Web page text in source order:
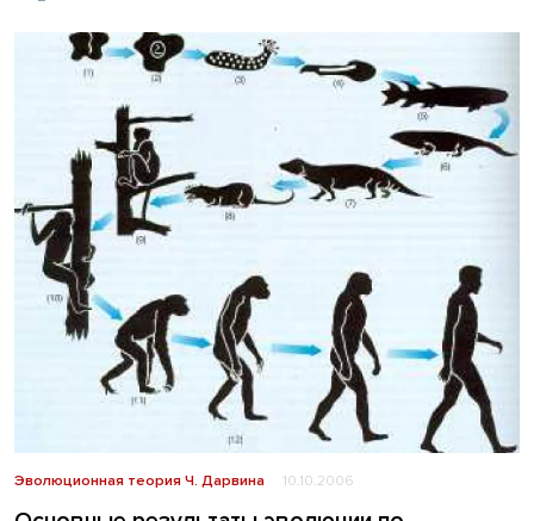
Эволюционная теория Ч. Дарвина 10.10.2006